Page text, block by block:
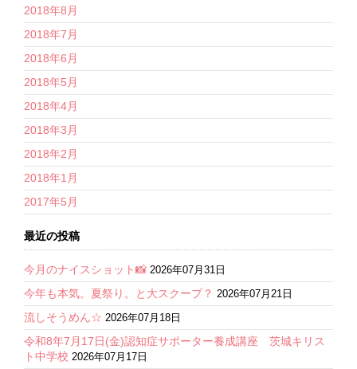
2018年8月
2018年7月
2018年6月
2018年5月
2018年4月
2018年3月
2018年2月
2018年1月
2017年5月
最近の投稿
今月のナイスショット📸 2026年07月31日
今年も本気。夏祭り。と大スクープ？ 2026年07月21日
流しそうめん☆ 2026年07月18日
令和8年7月17日(金)認知症サポーター養成講座 茨城キリス
ト中学校 2026年07月17日